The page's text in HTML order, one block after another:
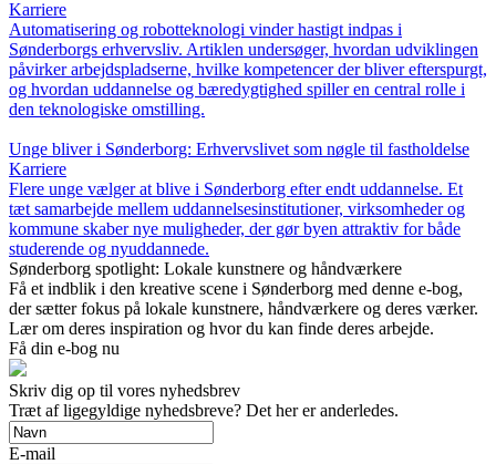
Karriere
Automatisering og robotteknologi vinder hastigt indpas i
Sønderborgs erhvervsliv. Artiklen undersøger, hvordan udviklingen
påvirker arbejdspladserne, hvilke kompetencer der bliver efterspurgt,
og hvordan uddannelse og bæredygtighed spiller en central rolle i
den teknologiske omstilling.
Unge bliver i Sønderborg: Erhvervslivet som nøgle til fastholdelse
Karriere
Flere unge vælger at blive i Sønderborg efter endt uddannelse. Et
tæt samarbejde mellem uddannelsesinstitutioner, virksomheder og
kommune skaber nye muligheder, der gør byen attraktiv for både
studerende og nyuddannede.
Sønderborg spotlight: Lokale kunstnere og håndværkere
Få et indblik i den kreative scene i Sønderborg med denne e-bog,
der sætter fokus på lokale kunstnere, håndværkere og deres værker.
Lær om deres inspiration og hvor du kan finde deres arbejde.
Få din e-bog nu
Skriv dig op til vores nyhedsbrev
Træt af ligegyldige nyhedsbreve? Det her er anderledes.
E-mail